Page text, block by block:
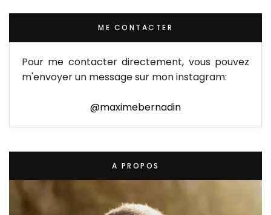
ME CONTACTER
Pour me contacter directement, vous pouvez
m'envoyer un message sur mon instagram:
@maximebernadin
A PROPOS